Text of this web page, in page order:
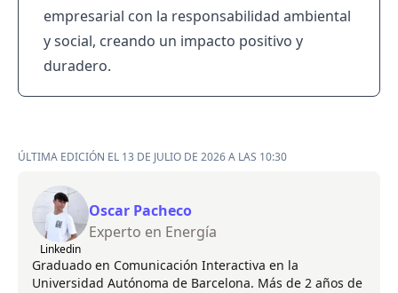
empresarial con la responsabilidad ambiental
y social, creando un impacto positivo y
duradero.
ÚLTIMA EDICIÓN EL 13 DE JULIO DE 2026 A LAS 10:30
Linkedin
Oscar Pacheco
Experto en Energía
Graduado en Comunicación Interactiva en la
Universidad Autónoma de Barcelona. Más de 2 años de